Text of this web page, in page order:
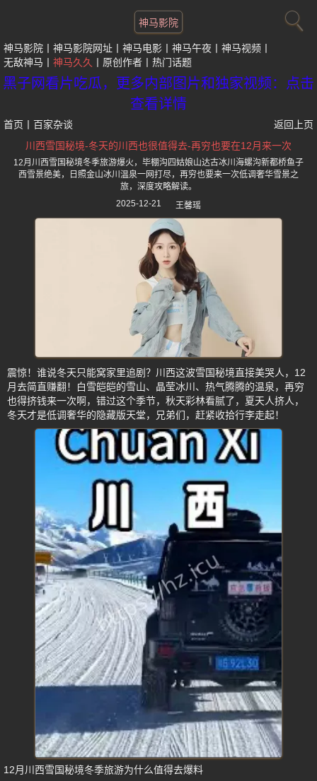
神马影院
神马影院 神马影院网址 神马电影 神马午夜
神马视频
无敌神马
神马久久 原创作者 热门话题
黑子网看片吃瓜，更多内部图片和独家视频：点击
查看详情
首页 百家杂谈
返回上页
川西雪国秘境-冬天的川西也很值得去-再穷也要在12月来一次
12月川西雪国秘境冬季旅游爆火，毕棚沟四姑娘山达古冰川海螺沟新都桥鱼子
西雪景绝美，日照金山冰川温泉一网打尽，再穷也要来一次低调奢华雪景之
旅，深度攻略解读。
2025-12-21
王馨瑶
震惊！谁说冬天只能窝家里追剧？川西这波雪国秘境直接美哭人，12
月去简直赚翻！白雪皑皑的雪山、晶莹冰川、热气腾腾的温泉，再穷
也得挤钱来一次啊，错过这个季节，秋天彩林看腻了，夏天人挤人，
冬天才是低调奢华的隐藏版天堂，兄弟们，赶紧收拾行李走起！
12月川西雪国秘境冬季旅游为什么值得去爆料